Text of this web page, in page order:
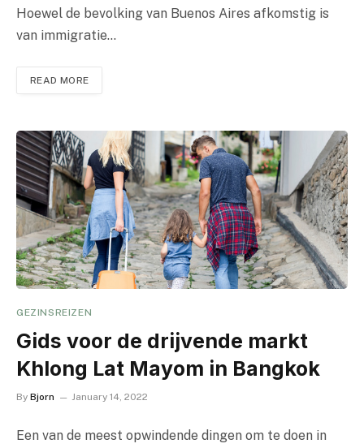
Hoewel de bevolking van Buenos Aires afkomstig is
van immigratie…
READ MORE
GEZINSREIZEN
Gids voor de drijvende markt
Khlong Lat Mayom in Bangkok
By Bjorn January 14, 2022
Een van de meest opwindende dingen om te doen in